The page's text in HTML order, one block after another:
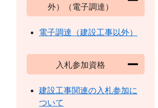
外）（電子調達）
電子調達（建設工事以外）
入札参加資格
建設工事関連の入札参加に
ついて